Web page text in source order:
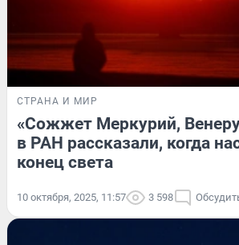
СТРАНА И МИР
«Сожжет Меркурий,
в РАН рассказали, когда
конец света
10 октября, 2025, 11:57 3 598